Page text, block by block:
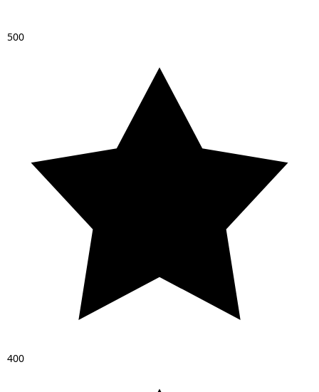
500
400